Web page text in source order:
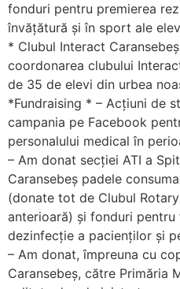
fonduri pentru premierea
învățătură și în sport ale
* Clubul Interact
coordonarea clubului
de 35 de elevi din urbea
*Fundraising * – Acțiuni de
campania pe Facebook
personalului medical în
– Am donat secției ATI a
Caransebeș padele
(donate tot de Clubul
anterioară) și fonduri
dezinfecție a pacienților și
– Am donat, împreuna cu
Caransebeș, către Primăria